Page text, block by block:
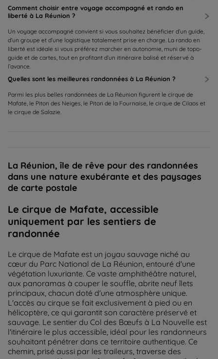
Comment choisir entre voyage accompagné et rando en
liberté à La Réunion ?
Un voyage accompagné convient si vous souhaitez bénéficier d’un guide,
d’un groupe et d’une logistique totalement prise en charge. La rando en
liberté est idéale si vous préférez marcher en autonomie, muni de topo-
guide et de cartes, tout en profitant d’un itinéraire balisé et réservé à
l’avance.
Quelles sont les meilleures randonnées à La Réunion ?
Parmi les plus belles randonnées de La Réunion figurent le cirque de
Mafate, le Piton des Neiges, le Piton de la Fournaise, le cirque de Cilaos et
le cirque de Salazie.
La Réunion, île de rêve pour des randonnées
dans une nature exubérante et des paysages
de carte postale
Le cirque de Mafate, accessible
uniquement par les sentiers de
randonnée
Le cirque de Mafate est un joyau sauvage niché au
cœur du Parc National de La Réunion, entouré d'une
végétation luxuriante. Ce vaste amphithéâtre naturel,
aux panoramas à couper le souffle, abrite neuf îlets
principaux, chacun doté d'une atmosphère unique.
L'accès au cirque se fait exclusivement à pied ou en
hélicoptère, ce qui garantit son caractère préservé et
sauvage. Le sentier du Col des Bœufs à La Nouvelle est
l'itinéraire le plus accessible, idéal pour les randonneurs
souhaitant pénétrer dans ce territoire authentique. Ce
chemin, prisé aussi par les traileurs, traverse des